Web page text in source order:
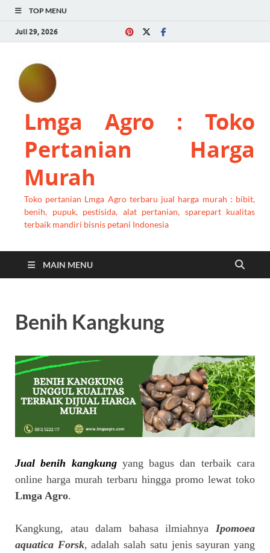
TOP MENU
Juli 29, 2026
Lmga Agro : Toko
Pertanian Harga
Murah
Toko pertanian Lmga Agro terbaru jual harga murah : bibit,
benih, pupuk, pestisida, alat pertanian, sparepart kualitas
terbaik mandiri bisnis petani Indonesia
MAIN MENU
Benih Kangkung
Jual benih kangkungyang bagus dan terbaik cara
online harga murah terbaru hingga promo lewat toko
Lmga Agro.
Kangkung, atau dalam bahasa ilmiahnya Ipomoea
aquatica Forsk, adalah salah satu jenis sayuran yang